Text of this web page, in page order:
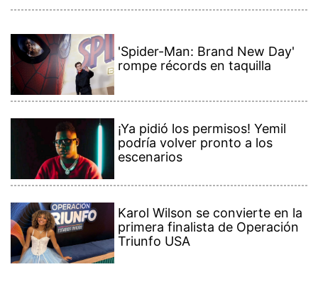
'Spider-Man: Brand New Day'
rompe récords en taquilla
¡Ya pidió los permisos! Yemil
podría volver pronto a los
escenarios
Karol Wilson se convierte en la
primera finalista de Operación
Triunfo USA